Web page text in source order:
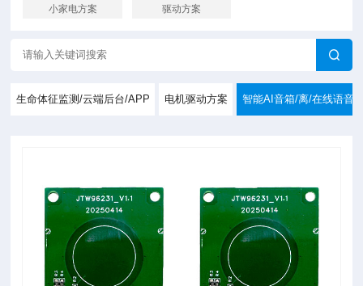
小家电方案 驱动方案
生命体征监测/云端后台/APP 电机驱动方案 智能AI音箱/离/在线语音